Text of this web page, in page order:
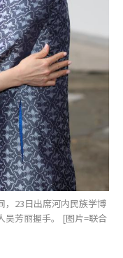
，23日出席河内民族学博
吴芳丽握手。 [图片=联合